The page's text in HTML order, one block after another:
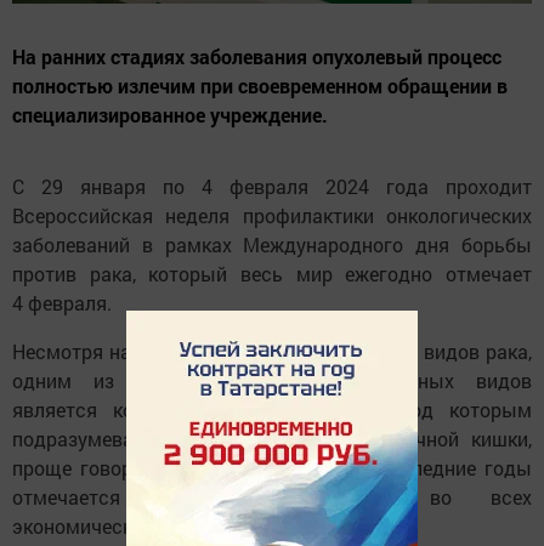
На ранних стадиях заболевания опухолевый процесс
полностью излечим при своевременном обращении в
специализированное учреждение.
С 29 января по 4 февраля 2024 года проходит
Всероссийская неделя профилактики онкологических
заболеваний в рамках Международного дня борьбы
против рака, который весь мир ежегодно отмечает
4 февраля.
Несмотря на множество различных форм и видов рака,
одним из коварных и распространенных видов
является колоректальный рак (КРР), под которым
подразумевают опухоли прямой и ободочной кишки,
проще говоря рак толстой кишки. За последние годы
отмечается рост заболеваемости во всех
экономически развитых странах.